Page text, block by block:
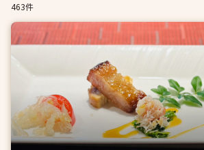
463件